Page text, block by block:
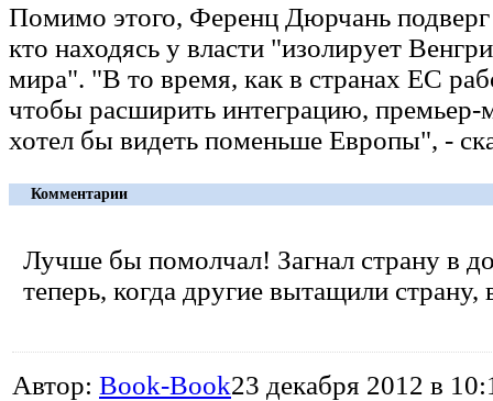
Помимо этого, Ференц Дюрчань подверг
кто находясь у власти "изолирует
мира". "В то время, как в странах ЕС
чтобы расширить интеграцию, премьер-
хотел бы видеть поменьше Европы", -
Комментарии
Лучше бы помолчал! Загнал страну в
теперь, когда другие вытащили страну,
Автор: Book-Book23 декабря 2012 в